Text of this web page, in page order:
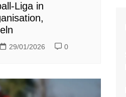
Liga in
29/01/2026 0